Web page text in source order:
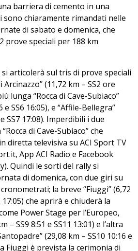
barriera di cemento in una
sono chiaramente rimandati nelle
di sabato e domenica, che
prove speciali per 188 km
articolerà sul tris di prove speciali
(11,72 km – SS2 ore
lunga “Rocca di Cave-Subiaco”
e SS6 16:05), e “Affile-Bellegra”
SS7 17:08). Imperdibili i due
di Cave-Subiaco” che
diretta televisiva su ACI Sport TV
, App ACI Radio e Facebook
Quindi le sorti del rally si
di domenica,con due giri su
la breve “Fiuggi” (6,72
17:05) che aprirà e chiuderà la
Power Stage per l’Europeo,
– SS9 8:51 e SS11 13:01) e l’altra
(29,08 km – SS10 10:16 e
Fiuggi è prevista la cerimonia di